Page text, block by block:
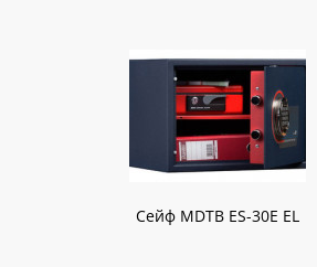
Сейф MDTB ES-30E EL